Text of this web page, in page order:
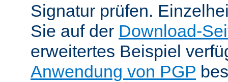
Signatur prüfen.
Sie auf der Download-
erweitertes Beispiel
Anwendung von PGP